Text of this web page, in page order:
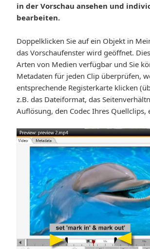
in der Vorschau ansehen und
bearbeiten.
Doppelklicken Sie auf ein Objekt in
das Vorschaufenster wird geöffnet.
Arten von Medien verfügbar und Sie
Metadaten für jeden Clip überprüfen,
entsprechende Registerkarte klicken
z.B. das Dateiformat, das
Auflösung, den Codec Ihres Quellclips,